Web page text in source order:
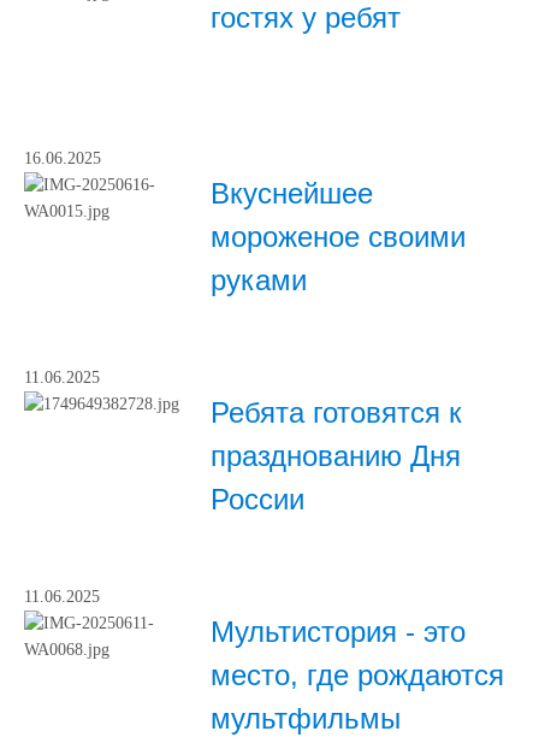
гостях у ребят
16.06.2025
Вкуснейшее
мороженое своими
руками
11.06.2025
Ребята готовятся к
празднованию Дня
России
11.06.2025
Мультистория - это
место, где рождаются
мультфильмы